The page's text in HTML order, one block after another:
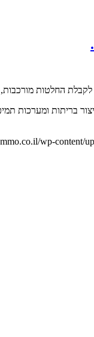
החלטות מורכבות,
בריתות ומערכות
wp-content/